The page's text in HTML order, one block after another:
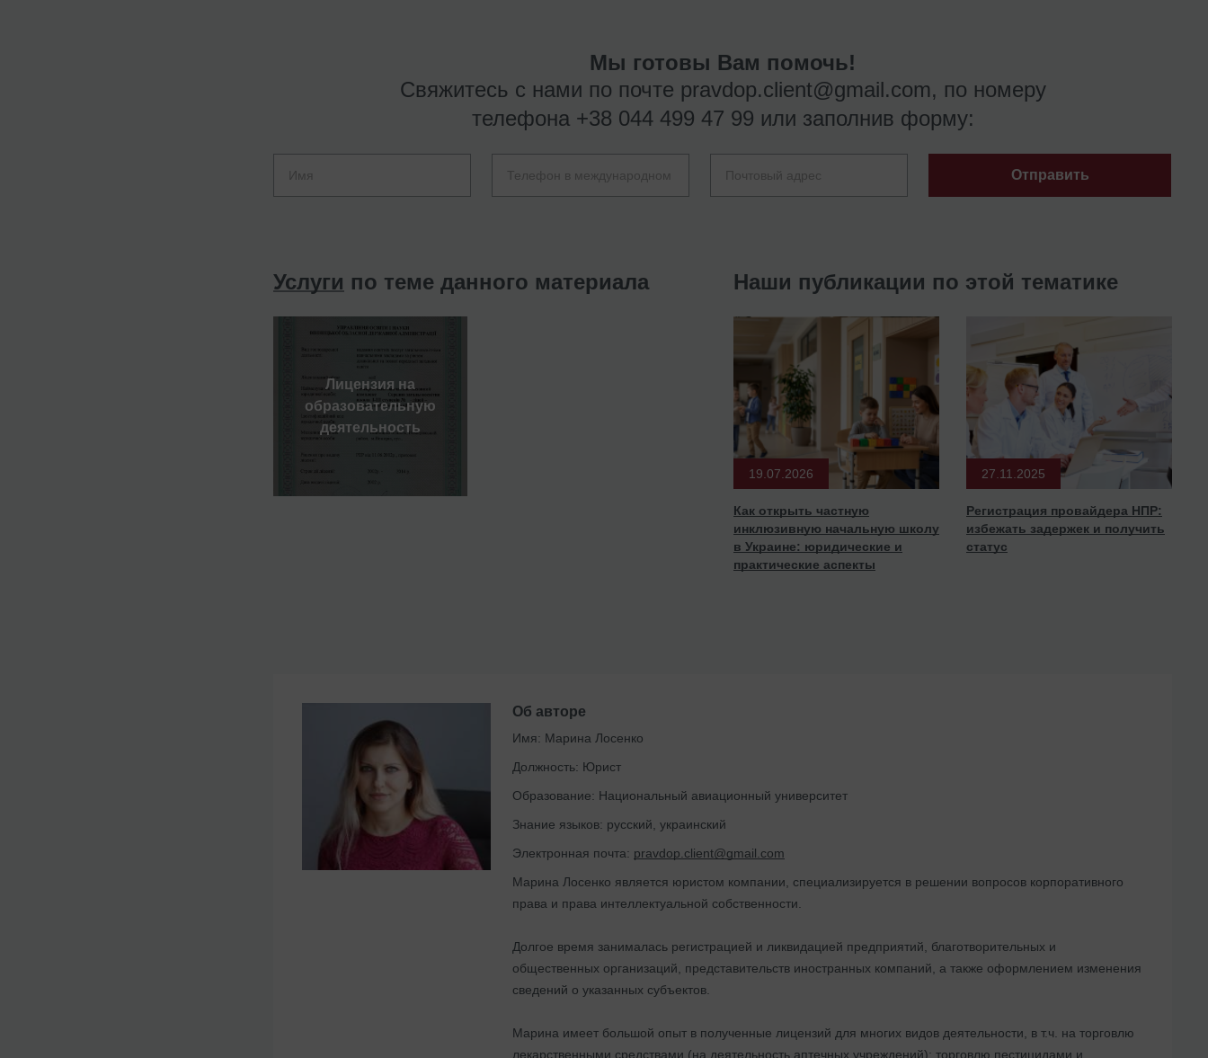
Мы готовы Вам помочь!
Свяжитесь с нами по почте pravdop.client@gmail.com, по номеру
телефона +38 044 499 47 99 или заполнив форму:
Отправить
Услуги по теме данного материала
Лицензия на
образовательную
деятельность
Наши публикации по этой тематике
19.07.2026
Как открыть частную
инклюзивную начальную школу
в Украине: юридические и
практические аспекты
27.11.2025
Регистрация провайдера НПР:
избежать задержек и получить
статус
Об авторе
Имя: Марина Лосенко
Должность: Юрист
Образование: Национальный авиационный университет
Знание языков: русский, украинский
Электронная почта: pravdop.client@gmail.com
Марина Лосенко является юристом компании, специализируется в решении вопросов корпоративного
права и права интеллектуальной собственности.
Долгое время занималась регистрацией и ликвидацией предприятий, благотворительных и
общественных организаций, представительств иностранных компаний, а также оформлением изменения
сведений о указанных субъектов.
Марина имеет большой опыт в полученные лицензий для многих видов деятельности, в т.ч. на торговлю
лекарственными средствами (на деятельность аптечных учреждений); торговлю пестицидами и